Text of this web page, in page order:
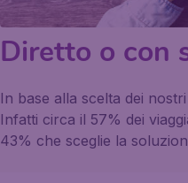
Diretto o con
In base alla scelta dei
Infatti circa il 57% dei
43% che sceglie la